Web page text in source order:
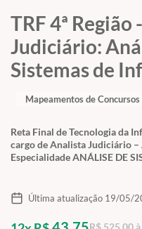
TRF 4ª Região
Judiciário:
Sistemas de
Reta Final de Tecnologia da
cargo de Analista Judiciário
Especialidade ANÁLISE DE
Mapeamentos de
Última atualização 19/05/